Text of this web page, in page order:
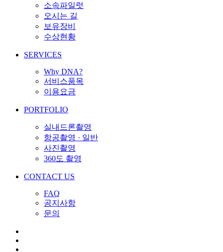
소속파일럿
오시는 길
보유장비
수상현황
SERVICES
Why DNA?
서비스품목
이용요금
PORTFOLIO
실내드론촬영
항공촬영 · 일반
사진촬영
360도 촬영
CONTACT US
FAQ
공지사항
문의